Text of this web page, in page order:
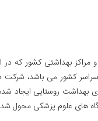
بهداشتی کشور که
کشور می باشد،
بهداشت روستایی
های علوم پزشکی محول